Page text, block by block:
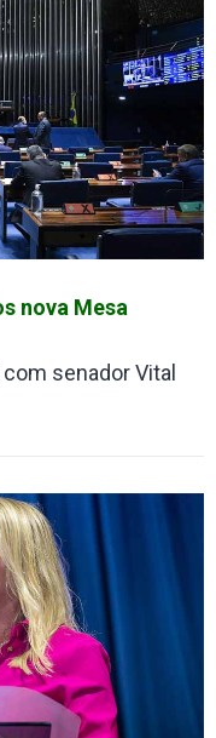
nova Mesa
senador Vital